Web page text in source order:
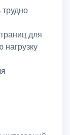
трудно
для
нагрузку